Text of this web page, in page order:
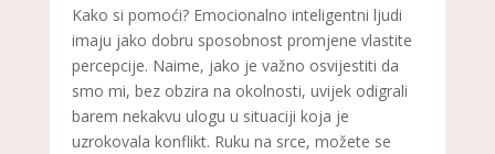
Kako si pomoći? Emocionalno inteligentni ljudi
imaju jako dobru sposobnost promjene vlastite
percepcije. Naime, jako je važno osvijestiti da
smo mi, bez obzira na okolnosti, uvijek odigrali
barem nekakvu ulogu u situaciji koja je
uzrokovala konflikt. Ruku na srce, možete se